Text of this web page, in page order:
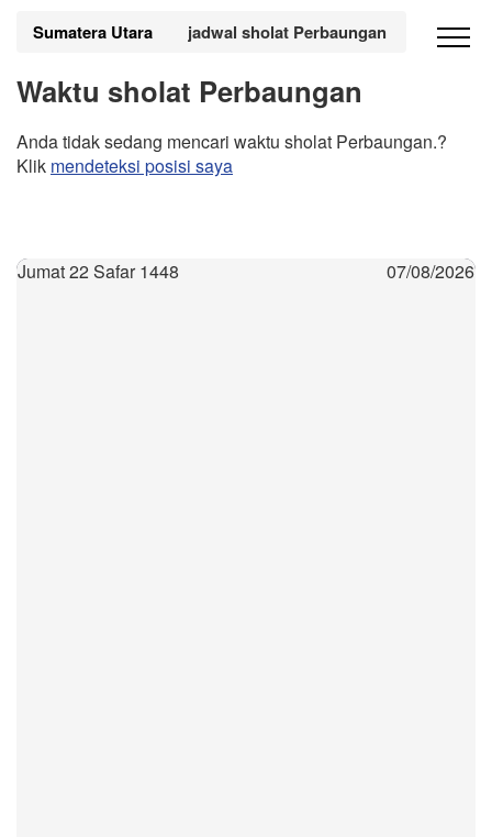
Sumatera Utara jadwal sholat Perbaungan
Waktu sholat Perbaungan
Anda tidak sedang mencari waktu sholat Perbaungan.?
Klik mendeteksi posisi saya
Jumat 22 Safar 1448 07/08/2026